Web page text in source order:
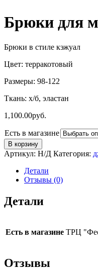
Брюки для
Брюки в стиле кэжуал
Цвет: терракотовый
Размеры: 98-122
Ткань: х/б, эластан
1,100.00руб.
Есть в магазине
В корзину
Артикул: Н/Д Категория:
Детали
Отзывы (0)
Детали
Есть в магазине ТРЦ
Отзывы